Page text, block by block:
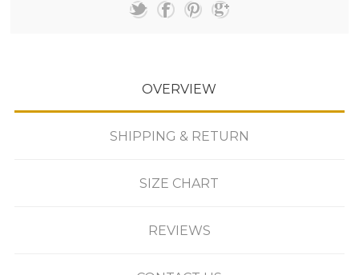
OVERVIEW
SHIPPING & RETURN
SIZE CHART
REVIEWS